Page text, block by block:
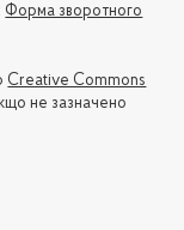
Форма зворотного
Creative Commons
не зазначено